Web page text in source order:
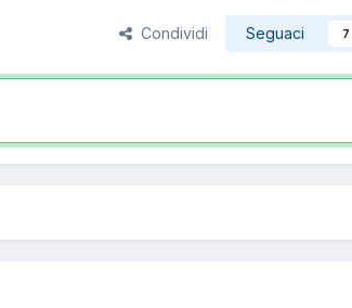
Condividi Seguaci 7